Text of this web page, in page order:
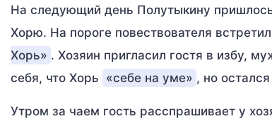
На следующий день Полутыкину
Хорю. На пороге повествователя встретил
Хорь» . Хозяин пригласил гостя в избу,
себя, что Хорь «себе на уме» , но
Утром за чаем гость расспрашивает у